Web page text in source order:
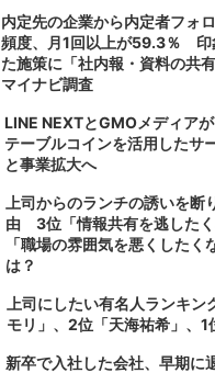
内定先の企業から内定者フォ
頻度、月1回以上が59.3％ 印
た施策に「社内報・資料の共
マイナビ調査
LINE NEXTとGMOメディア
テーブルコインを活用したサ
と事業拡大へ
上司からのランチの誘いを断
由 3位「情報共有を逃した
「職場の雰囲気を悪くしたく
は？
上司にしたい有名人ランキ
モリ」、2位「天海祐希」、1
新卒で入社した会社、早期に